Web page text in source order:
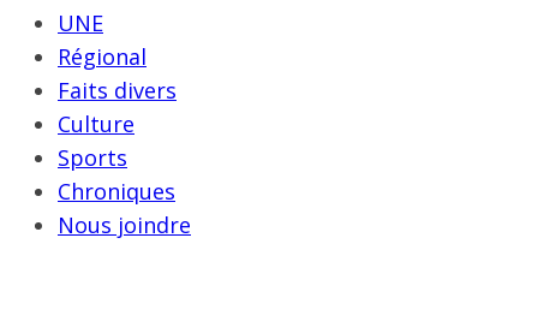
UNE
Régional
Faits divers
Culture
Sports
Chroniques
Nous joindre